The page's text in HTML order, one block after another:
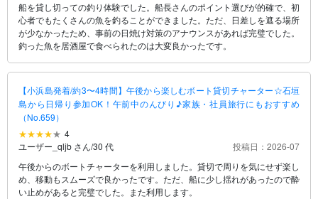
船を貸し切っての釣り体験でした。船長さんのポイント選びが的確で、初
心者でもたくさんの魚を釣ることができました。ただ、日差しを遮る場所
が少なかったため、事前の日焼け対策のアナウンスがあれば完璧でした。
釣った魚を居酒屋で食べられたのは大変良かったです。
【小浜島発着/約3〜4時間】午後から楽しむボート貸切チャーター☆石垣
島から日帰り参加OK！午前中のんびり♪家族・社員旅行にもおすすめ
（No.659）
4
ユーザー_qljb さん/30 代
投稿日：2026-07
午後からのボートチャーターを利用しました。貸切で周りを気にせず楽し
め、移動もスムーズで良かったです。ただ、船に少し揺れがあったので酔
い止めがあると完璧でした。また利用します。